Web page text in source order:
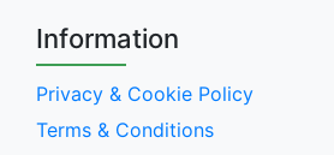
Information
Privacy & Cookie Policy
Terms & Conditions